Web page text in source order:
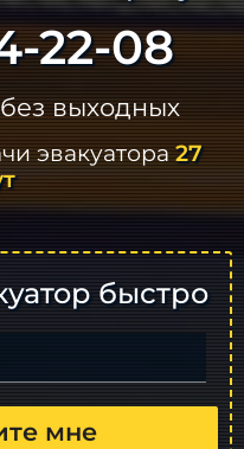
22-08
выходных
эвакуатора27
быстро
мне